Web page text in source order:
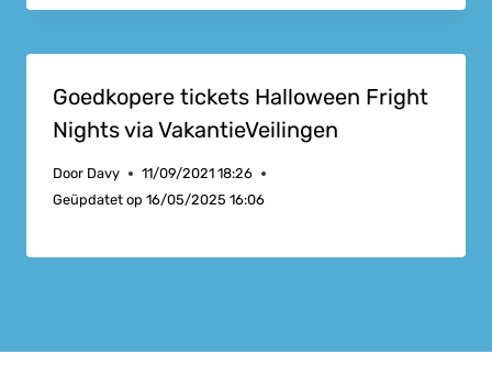
Goedkopere tickets Halloween Fright
Nights via VakantieVeilingen
Door Davy
11/09/2021 18:26
Geüpdatet op 16/05/2025 16:06